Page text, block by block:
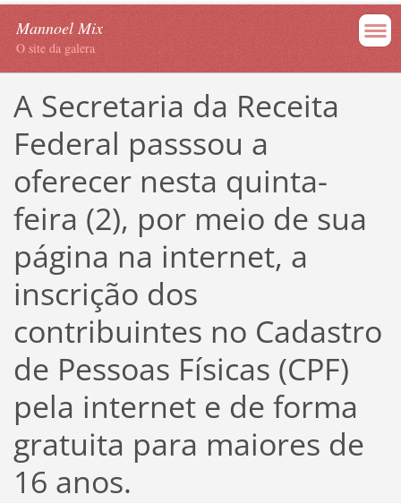
Mannoel Mix
O site da galera
A Secretaria da Receita
Federal passsou a
oferecer nesta quinta-
feira (2), por meio de sua
página na internet, a
inscrição dos
contribuintes no Cadastro
de Pessoas Físicas (CPF)
pela internet e de forma
gratuita para maiores de
16 anos.